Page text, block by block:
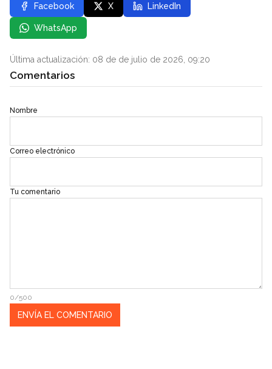
Facebook X LinkedIn
WhatsApp
Última actualización: 08 de de julio de 2026, 09:20
Comentarios
Nombre
Correo electrónico
Tu comentario
0/500